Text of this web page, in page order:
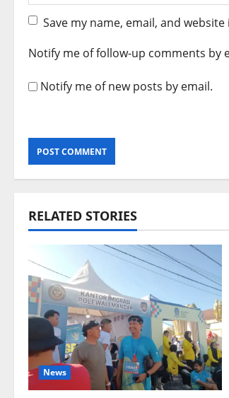
Save my name, email, and
Notify me of follow-up comments by
Notify me of new posts by email.
RELATED STORIES
News